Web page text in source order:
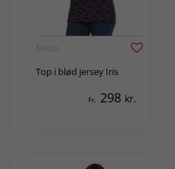
ÅSHILD
Top i blød jersey Iris
Fr. 298 kr.